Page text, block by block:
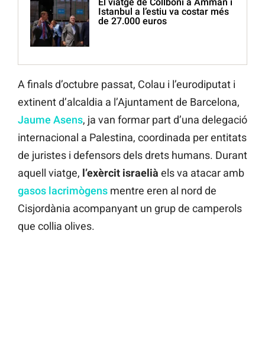
Istanbul a l’estiu va costar més
de 27.000 euros
A finals d’octubre passat, Colau i l’eurodiputat i
extinent d’alcaldia a l’Ajuntament de Barcelona,
Jaume Asens, ja van formar part d’una delegació
internacional a Palestina, coordinada per entitats
de juristes i defensors dels drets humans. Durant
aquell viatge, l’exèrcit israelià els va atacar amb
gasos lacrimògens mentre eren al nord de
Cisjordània acompanyant un grup de camperols
que collia olives.